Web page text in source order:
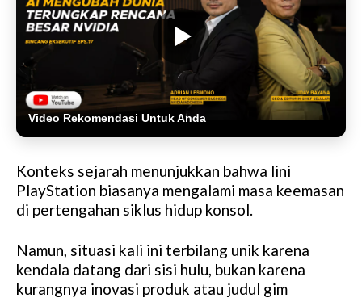
Video Rekomendasi Untuk Anda
Konteks sejarah menunjukkan bahwa lini
PlayStation biasanya mengalami masa keemasan
di pertengahan siklus hidup konsol.
Namun, situasi kali ini terbilang unik karena
kendala datang dari sisi hulu, bukan karena
kurangnya inovasi produk atau judul gim